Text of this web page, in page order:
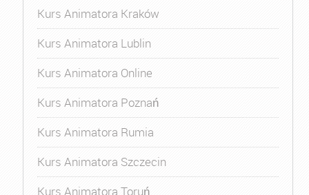
Kurs Animatora Kraków
Kurs Animatora Lublin
Kurs Animatora Online
Kurs Animatora Poznań
Kurs Animatora Rumia
Kurs Animatora Szczecin
Kurs Animatora Toruń